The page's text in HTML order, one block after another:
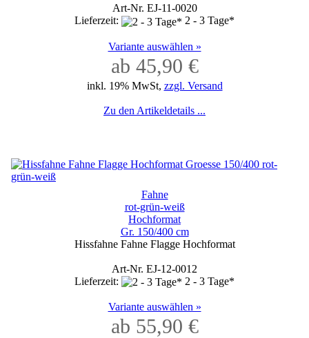
Art-Nr. EJ-11-0020
Lieferzeit:
2 - 3 Tage*
Variante auswählen »
ab 45,90 €
inkl. 19% MwSt, zzgl. Versand
Zu den Artikeldetails ...
Fahne
rot-grün-weiß
Hochformat
Gr. 150/400 cm
Hissfahne Fahne Flagge Hochformat
Art-Nr. EJ-12-0012
Lieferzeit:
2 - 3 Tage*
Variante auswählen »
ab 55,90 €